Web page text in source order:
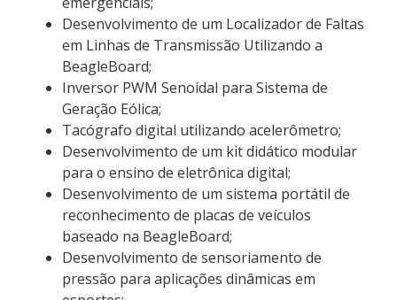
Desenvolvimento de um Localizador de Faltas
em Linhas de Transmissão Utilizando a
BeagleBoard;
Inversor PWM Senoidal para Sistema de
Geração Eólica;
Tacógrafo digital utilizando acelerômetro;
Desenvolvimento de um kit didático modular
para o ensino de eletrônica digital;
Desenvolvimento de um sistema portátil de
reconhecimento de placas de veículos
baseado na BeagleBoard;
Desenvolvimento de sensoriamento de
pressão para aplicações dinâmicas em